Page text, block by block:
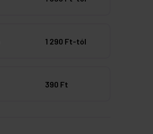
1 290 Ft-tól
390 Ft